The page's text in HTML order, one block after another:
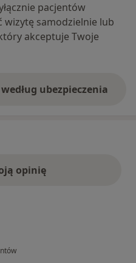
pacjentów
wizytę samodzielnie lub
akceptuje Twoje
ubezpieczenia
opinię